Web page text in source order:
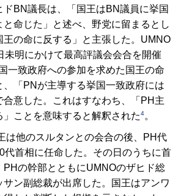
ド BN議長は、「国王はBN議員に挙国
命じた」と述べ、野党に留まるとし
の命に反する」と主張した。 UMNO
未明にかけて最高評議会会合を開催
一致政府への参加を求めた国王の命
「 PN が主導する挙国一致政府には
意した。これはすなわち、「 PH 主
ことを意味すると解釈された4。
は他のスルタンとの会合の後、 PH代
代首相に任命した。その日のうちに首
PHの幹部とともにUMNOのザヒド総
ン副総裁が出席した。国王はアンワ